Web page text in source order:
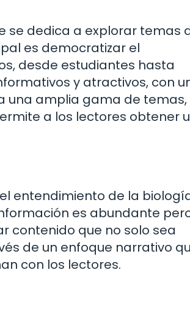
se dedica a explorar temas
es democratizar el
desde estudiantes hasta
y atractivos, con
una amplia gama de temas,
a los lectores obtener
entendimiento de la
es abundante
contenido que no solo sea
de un enfoque narrativo
con los lectores.